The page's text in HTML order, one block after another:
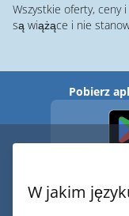
Wszystkie oferty, ceny
są wiążące i nie
Pobierz
W jakim